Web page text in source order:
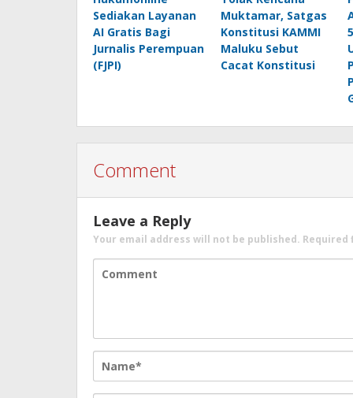
Sediakan Layanan
AI Gratis Bagi
Jurnalis Perempuan
(FJPI)
Muktamar, Satgas
Konstitusi KAMMI
Maluku Sebut
Cacat Konstitusi
Comment
Leave a Reply
Your email address will not be published.